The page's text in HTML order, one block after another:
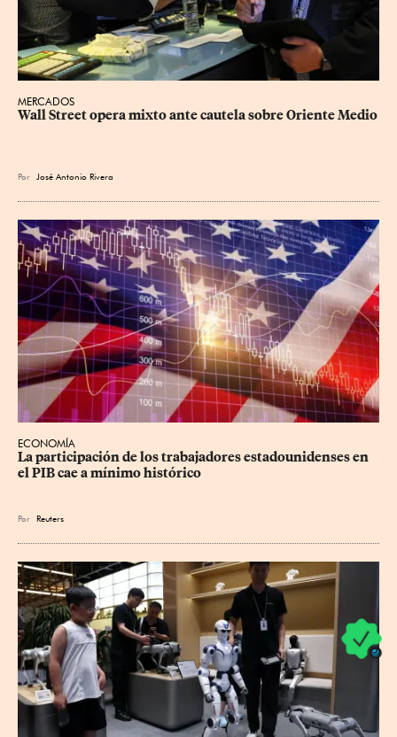
MERCADOS
Wall Street opera mixto ante cautela sobre Oriente Medio
Por José Antonio Rivera
ECONOMÍA
La participación de los trabajadores estadounidenses en
el PIB cae a mínimo histórico
Por Reuters